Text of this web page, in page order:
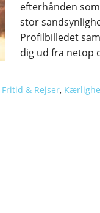
efterhånden
stor
Profilbilledet
dig ud fra netop
Fritid & Rejser,